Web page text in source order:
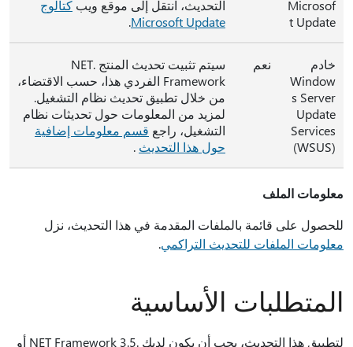
Microsof
t Update
التحديث، انتقل إلى موقع ويب كتالوج
Microsoft Update
.
خادم
Window
s Server
Update
Services
‏(WSUS)
نعم
سيتم تثبيت تحديث المنتج .NET
Framework الفردي هذا، حسب الاقتضاء،
من خلال تطبيق تحديث نظام التشغيل.
لمزيد من المعلومات حول تحديثات نظام
التشغيل، راجع قسم معلومات إضافية
حول هذا التحديث .
معلومات الملف
للحصول على قائمة بالملفات المقدمة في هذا التحديث، نزل
معلومات الملفات للتحديث التراكمي.
المتطلبات الأساسية
لتطبيق هذا التحديث، يجب أن يكون لديك .NET Framework 3.5 أو